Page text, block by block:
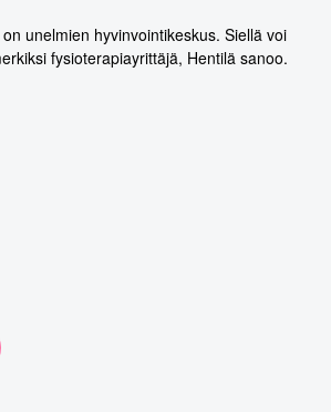
unelmien hyvinvointikeskus. Siellä voi
fysioterapiayrittäjä, Hentilä sanoo.